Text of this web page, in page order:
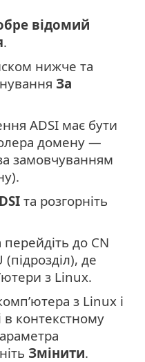
відомий
.
нижче та
За
ADSI має бути
домену —
замовчуванням
та розгорніть
перейдіть до CN
де
з Linux.
з Linux і
в контекстному
Змінити.